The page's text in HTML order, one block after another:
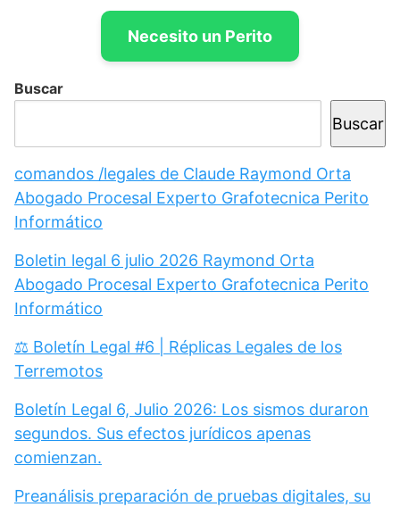
Necesito un Perito
Buscar
Buscar
comandos /legales de Claude Raymond Orta
Abogado Procesal Experto Grafotecnica Perito
Informático
Boletin legal 6 julio 2026 Raymond Orta
Abogado Procesal Experto Grafotecnica Perito
Informático
⚖️ Boletín Legal #6 | Réplicas Legales de los
Terremotos
Boletín Legal 6, Julio 2026: Los sismos duraron
segundos. Sus efectos jurídicos apenas
comienzan.
Preanálisis preparación de pruebas digitales, su